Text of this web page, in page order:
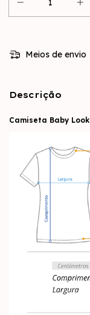
Meios de envio
Descrição
Camiseta Baby Look